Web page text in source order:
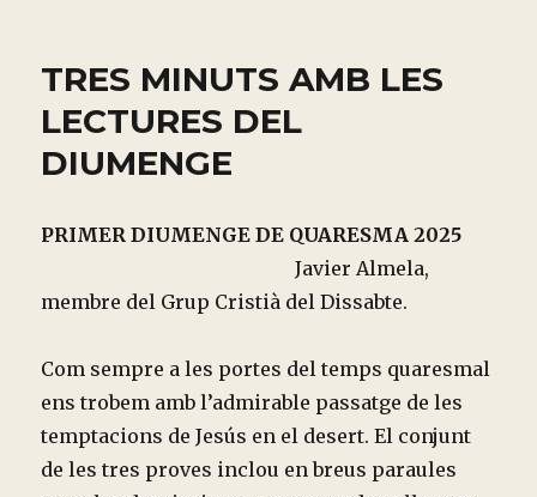
TRES MINUTS AMB LES
LECTURES DEL
DIUMENGE
PRIMER DIUMENGE DE QUARESMA 2025
Javier Almela,
membre del Grup Cristià del Dissabte.
Com sempre a les portes del temps quaresmal
ens trobem amb l’admirable passatge de les
temptacions de Jesús en el desert. El conjunt
de les tres proves inclou en breus paraules